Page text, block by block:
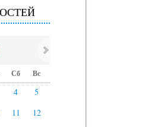
Сб Вс
4
5
11
12